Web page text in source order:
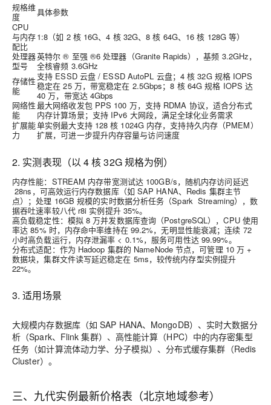
规格维
度
具体参数
CPU
与内存
配比
1:8（如 2 核 16G、4 核 32G、8 核 64G、16 核 128G 等）
处理器
型号
英特尔 ® 至强 ®6 处理器（Granite Rapids），基频 3.2GHz，
全核睿频 3.6GHz
存储性
能
支持 ESSD 云盘 / ESSD AutoPL 云盘；4 核 32G 规格 IOPS
稳定在 25 万，带宽稳定在 2.5Gbps；8 核 64G 规格 IOPS 达
40 万，带宽达 4Gbps
网络性
能
最大网络收发包 PPS 100 万，支持 RDMA 协议，适合分布式
内存计算场景；支持 IPv6 大网段，满足全球化业务需求
扩展能
力
单实例最大支持 128 核 1024G 内存，支持持久内存（PMEM）
扩展，可进一步提升内存容量与访问速度
2. 实测表现（以 4 核 32G 规格为例）
内存性能：STREAM 内存带宽测试达 100GB/s，随机内存访问延迟
28ns，可高效运行内存数据库（如 SAP HANA、Redis 集群主节
点）；处理 16GB 规模的实时数据分析任务（Spark Streaming），数
据吞吐速率较八代 r8i 实例提升 35%。
高负载稳定性：模拟 8 万并发数据库查询（PostgreSQL），CPU 使用
率达 85% 时，内存命中率维持在 99.2%，无明显性能衰减；连续 72
小时高负载运行，内存泄漏率 < 0.1%，服务可用性达 99.99%。
分布式适配 ：作为 Hadoop 集群的 NameNode 节点，可管理 10 万 +
数据块，集群文件读写延迟稳定在 5ms，较传统内存型实例提升
22%。
3. 适用场景
大规模内存数据库（如 SAP HANA、MongoDB）、实时大数据分
析（Spark、Flink 集群）、高性能计算（HPC）中的内存密集型
任务（如计算流体动力学、分子模拟）、分布式缓存集群（Redis
Cluster）。
三、九代实例最新价格表（北京地域参考）